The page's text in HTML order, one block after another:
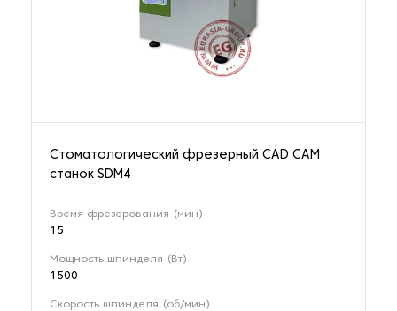
Стоматологический фрезерный CAD CAM
станок SDM4
Время фрезерования (мин)
15
Мощность шпинделя (Вт)
1500
Скорость шпинделя (об/мин)